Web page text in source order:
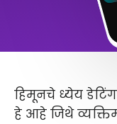
हिमूनचे ध्येय
हे आहे जिथे